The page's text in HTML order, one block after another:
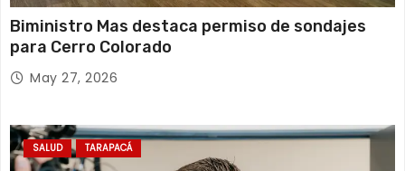
Biministro Mas destaca permiso de sondajes
para Cerro Colorado
May 27, 2026
SALUD TARAPACÁ